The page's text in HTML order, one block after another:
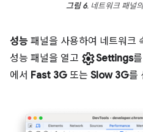
그림 6. 네트워크 패널
성능 패널을 사용하여 네트워크
성능 패널을 열고 settingsSettings
에서 Fast 3G 또는 Slow 3G를